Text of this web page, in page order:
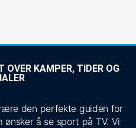
OVER KAMPER, TIDER OG
den perfekte guiden for
ønsker å se sport på TV. Vi